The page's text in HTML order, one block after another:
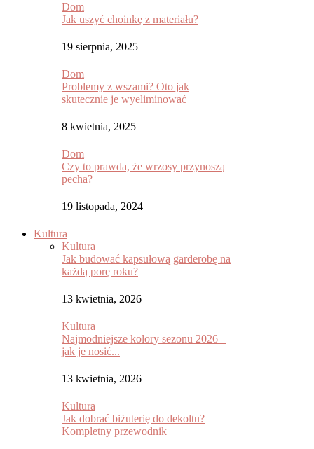
Dom
Jak uszyć choinkę z materiału?
19 sierpnia, 2025
Dom
Problemy z wszami? Oto jak
skutecznie je wyeliminować
8 kwietnia, 2025
Dom
Czy to prawda, że wrzosy przynoszą
pecha?
19 listopada, 2024
Kultura
Kultura
Jak budować kapsułową garderobę na
każdą porę roku?
13 kwietnia, 2026
Kultura
Najmodniejsze kolory sezonu 2026 –
jak je nosić...
13 kwietnia, 2026
Kultura
Jak dobrać biżuterię do dekoltu?
Kompletny przewodnik